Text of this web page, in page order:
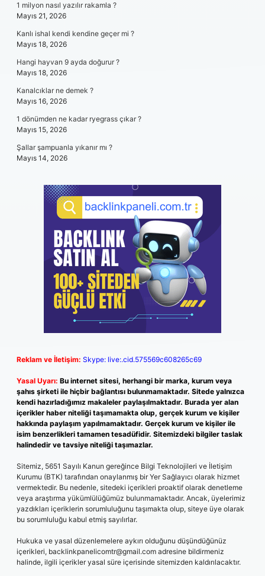
1 milyon nasıl yazılır rakamla ?
Mayıs 21, 2026
Kanlı ishal kendi kendine geçer mi ?
Mayıs 18, 2026
Hangi hayvan 9 ayda doğurur ?
Mayıs 18, 2026
Kanalcıklar ne demek ?
Mayıs 16, 2026
1 dönümden ne kadar ryegrass çıkar ?
Mayıs 15, 2026
Şallar şampuanla yıkanır mı ?
Mayıs 14, 2026
Reklam ve İletişim: Skype: live:.cid.575569c608265c69
Yasal Uyarı: Bu internet sitesi, herhangi bir marka, kurum veya
şahıs şirketi ile hiçbir bağlantısı bulunmamaktadır. Sitede yalnızca
kendi hazırladığımız makaleler paylaşılmaktadır. Burada yer alan
içerikler haber niteliği taşımamakta olup, gerçek kurum ve kişiler
hakkında paylaşım yapılmamaktadır. Gerçek kurum ve kişiler ile
isim benzerlikleri tamamen tesadüfidir. Sitemizdeki bilgiler taslak
halindedir ve tavsiye niteliği taşımazlar.
Sitemiz, 5651 Sayılı Kanun gereğince Bilgi Teknolojileri ve İletişim
Kurumu (BTK) tarafından onaylanmış bir Yer Sağlayıcı olarak hizmet
vermektedir. Bu nedenle, sitedeki içerikleri proaktif olarak denetleme
veya araştırma yükümlülüğümüz bulunmamaktadır. Ancak, üyelerimiz
yazdıkları içeriklerin sorumluluğunu taşımakta olup, siteye üye olarak
bu sorumluluğu kabul etmiş sayılırlar.
Hukuka ve yasal düzenlemelere aykırı olduğunu düşündüğünüz
içerikleri, backlinkpanelicomtr@gmail.com adresine bildirmeniz
halinde, ilgili içerikler yasal süre içerisinde sitemizden kaldırılacaktır.